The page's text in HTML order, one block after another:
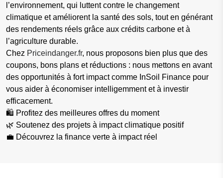
l’environnement, qui luttent contre le changement
climatique et améliorent la santé des sols, tout en générant
des rendements réels grâce aux crédits carbone et à
l’agriculture durable.
Chez Priceindanger.fr, nous proposons bien plus que des
coupons, bons plans et réductions : nous mettons en avant
des opportunités à fort impact comme InSoil Finance pour
vous aider à économiser intelligemment et à investir
efficacement.
🛍️ Profitez des meilleures offres du moment
🌿 Soutenez des projets à impact climatique positif
💼 Découvrez la finance verte à impact réel